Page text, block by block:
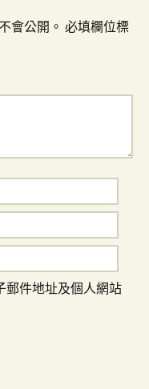
會公開。 必填欄位標
郵件地址及個人網站